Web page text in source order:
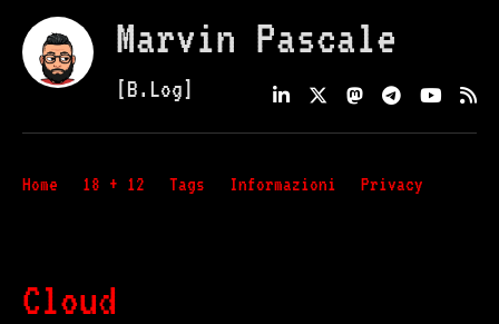
Marvin Pascale
[B.Log]
Home 18 + 12 Tags Informazioni Privacy
Cloud